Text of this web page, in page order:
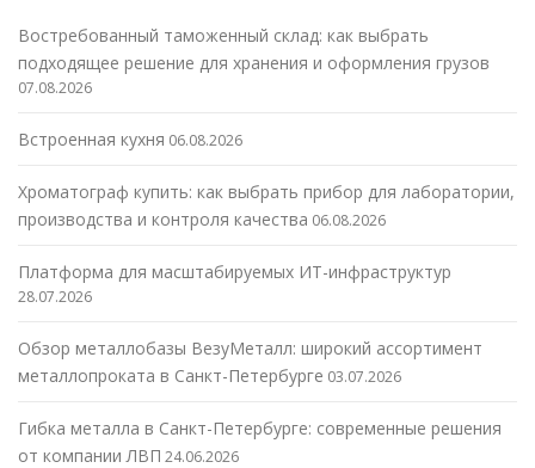
Востребованный таможенный склад: как выбрать
подходящее решение для хранения и оформления грузов
07.08.2026
Встроенная кухня 06.08.2026
Хроматограф купить: как выбрать прибор для лаборатории,
производства и контроля качества 06.08.2026
Платформа для масштабируемых ИТ-инфраструктур
28.07.2026
Обзор металлобазы ВезуМеталл: широкий ассортимент
металлопроката в Санкт-Петербурге 03.07.2026
Гибка металла в Санкт-Петербурге: современные решения
от компании ЛВП 24.06.2026